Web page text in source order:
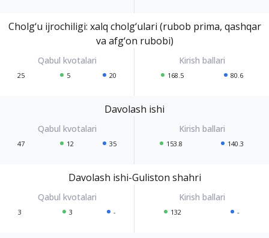
Cholg‘u ijrochiligi: xalq cholg‘ulari (rubob prima, qashqar
va afg‘on rubobi)
25 5 20 168.5 80.6
Davolash ishi
47 12 35 153.8 140.3
Davolash ishi-Guliston shahri
3 3 - 132 -